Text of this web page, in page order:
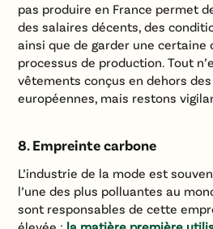
pas produire en France permet
des salaires décents, des
ainsi que de garder une certaine
processus de production. Tout
vêtements conçus en dehors
européennes, mais restons
8. Empreinte carbone
L’industrie de la mode est
l’une des plus polluantes au
sont responsables de cette